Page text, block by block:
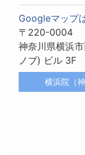
Googleマップ
〒220-0004
神奈川県横浜
ノブ) ビル 3F
横浜院（